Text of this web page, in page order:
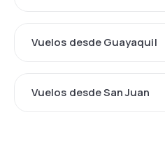
Vuelos desde Guayaquil
Vuelos desde San Juan